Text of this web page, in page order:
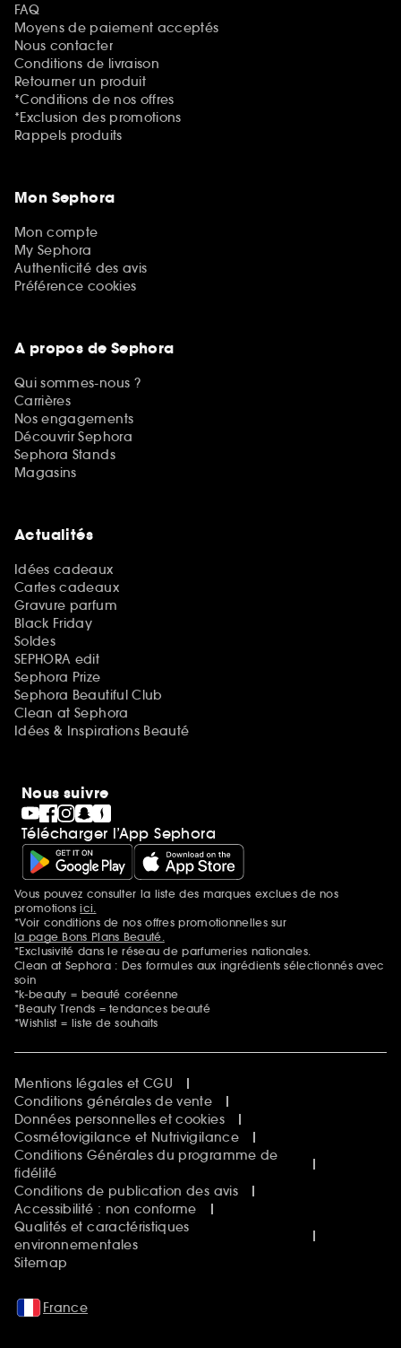
FAQ
Moyens de paiement acceptés
Nous contacter
Conditions de livraison
Retourner un produit
*Conditions de nos offres
*Exclusion des promotions
Rappels produits
Mon Sephora
Mon compte
My Sephora
Authenticité des avis
Préférence cookies
A propos de Sephora
Qui sommes-nous ?
Carrières
Nos engagements
Découvrir Sephora
Sephora Stands
Magasins
Actualités
Idées cadeaux
Cartes cadeaux
Gravure parfum
Black Friday
Soldes
SEPHORA edit
Sephora Prize
Sephora Beautiful Club
Clean at Sephora
Idées & Inspirations Beauté
Nous suivre
Télécharger l’App Sephora
Mentions additionnelles
Vous pouvez consulter la liste des marques exclues de nos
promotionsici.
*Voir conditions de nos offres promotionnelles sur
la page Bons Plans Beauté.
*Exclusivité dans le réseau de parfumeries nationales.
Clean at Sephora : Des formules aux ingrédients sélectionnés avec
soin
*k-beauty = beauté coréenne
*Beauty Trends = tendances beauté
*Wishlist = liste de souhaits
Mentions légales et CGU
Conditions générales de vente
Données personnelles et cookies
Cosmétovigilance et Nutrivigilance
Conditions Générales du programme de
fidélité
Conditions de publication des avis
Accessibilité : non conforme
Qualités et caractéristiques
environnementales
Sitemap
France